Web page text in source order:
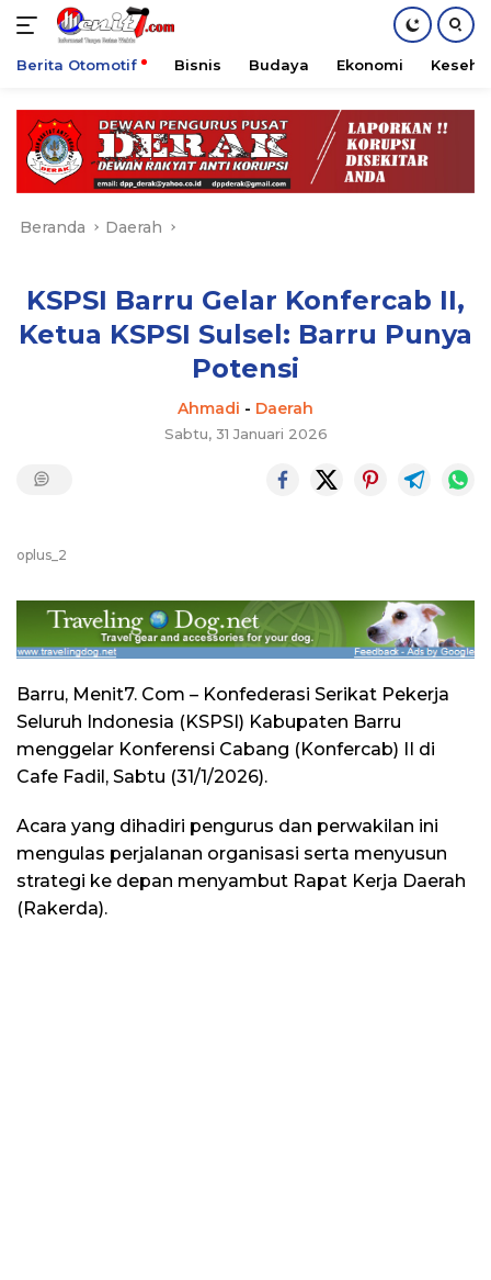
konten
Berita Otomotif Bisnis Budaya Ekonomi
Beranda Daerah
KSPSI Barru Gelar Konfercab II,
Ketua KSPSI Sulsel: Barru Punya
Potensi
Ahmadi - Daerah
Sabtu, 31 Januari 2026
oplus_2
Barru, Menit7. Com – Konfederasi Serikat Pekerja
Seluruh Indonesia (KSPSI) Kabupaten Barru
menggelar Konferensi Cabang (Konfercab) II di
Cafe Fadil, Sabtu (31/1/2026).
Acara yang dihadiri pengurus dan perwakilan ini
mengulas perjalanan organisasi serta menyusun
strategi ke depan menyambut Rapat Kerja Daerah
(Rakerda).